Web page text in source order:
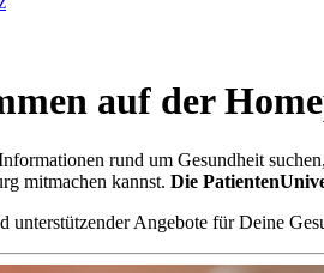
auf der
rund um Gesundheit
mitmachen kannst. Die
unterstützender Angebote für Deine